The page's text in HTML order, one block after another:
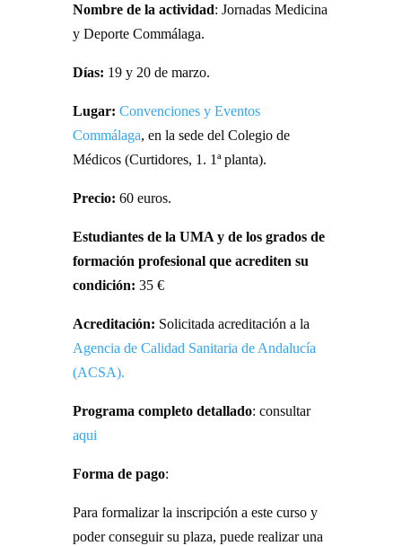
Nombre de la actividad: Jornadas Medicina
y Deporte Commálaga.
Días: 19 y 20 de marzo.
Lugar: Convenciones y Eventos
Commálaga, en la sede del Colegio de
Médicos (Curtidores, 1. 1ª planta).
Precio: 60 euros.
Estudiantes de la UMA y de los grados de
formación profesional que acrediten su
condición: 35 €
Acreditación: Solicitada acreditación a la
Agencia de Calidad Sanitaria de Andalucía
(ACSA).
Programa completo detallado: consultar
aqui
Forma de pago:
Para formalizar la inscripción a este curso y
poder conseguir su plaza, puede realizar una